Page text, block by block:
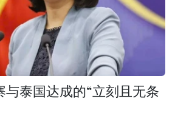
与泰国达成的“立刻且无条